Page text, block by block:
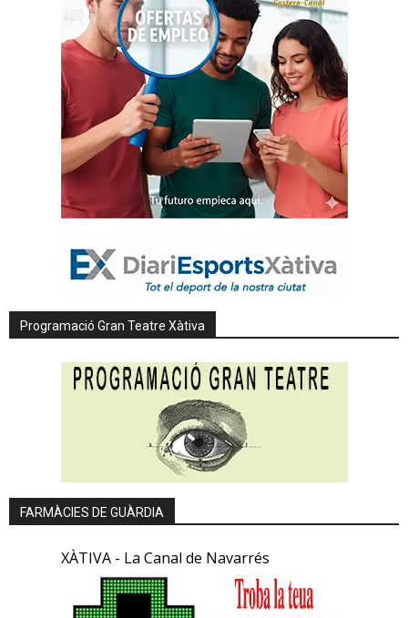
Programació Gran Teatre Xàtiva
FARMÀCIES DE GUÀRDIA
XÀTIVA - La Canal de Navarrés